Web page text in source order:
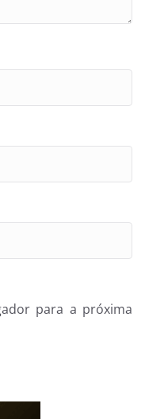
para a próxima